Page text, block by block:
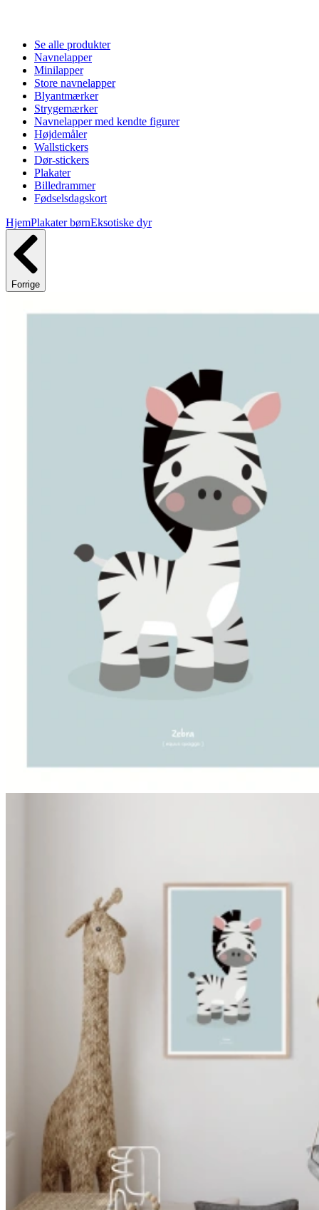
Se alle produkter
Navnelapper
Minilapper
Store navnelapper
Blyantmærker
Strygemærker
Navnelapper med kendte figurer
Højdemåler
Wallstickers
Dør-stickers
Plakater
Billedrammer
Fødselsdagskort
HjemPlakater børnEksotiske dyr
Forrige